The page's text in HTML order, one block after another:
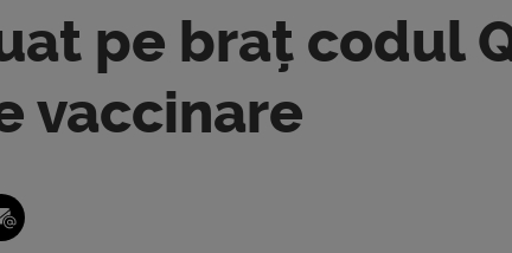
pe braț codul
vaccinare